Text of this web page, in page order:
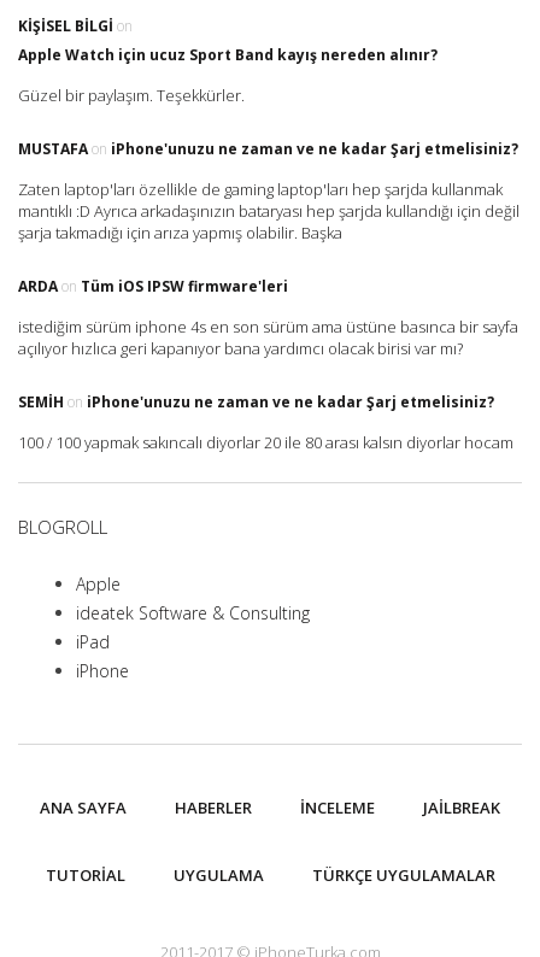
KIŞISEL BILGI on
Apple Watch için ucuz Sport Band kayış nereden alınır?
Güzel bir paylaşım. Teşekkürler.
MUSTAFAon iPhone'unuzu ne zaman ve ne kadar Şarj etmelisiniz?
Zaten laptop'ları özellikle de gaming laptop'ları hep şarjda kullanmak
mantıklı :D Ayrıca arkadaşınızın bataryası hep şarjda kullandığı için değil
şarja takmadığı için arıza yapmış olabilir. Başka
ARDAon Tüm iOS IPSW firmware'leri
istediğim sürüm iphone 4s en son sürüm ama üstüne basınca bir sayfa
açılıyor hızlıca geri kapanıyor bana yardımcı olacak birisi var mı?
SEMIH on iPhone'unuzu ne zaman ve ne kadar Şarj etmelisiniz?
100 / 100 yapmak sakıncalı diyorlar 20 ile 80 arası kalsın diyorlar hocam
BLOGROLL
Apple
ideatek Software & Consulting
iPad
iPhone
ANA SAYFA HABERLER İNCELEME JAILBREAK
TUTORIAL UYGULAMA TÜRKÇE UYGULAMALAR
2011-2017 © iPhoneTurka.com